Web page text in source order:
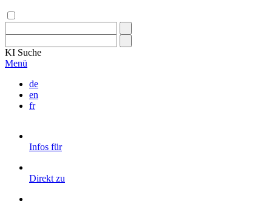
KI Suche
Menü
de
en
fr
Infos für
Direkt zu